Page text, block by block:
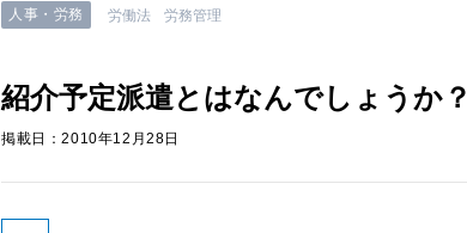
人事・労務 労働法 労務管理
紹介予定派遣とはなんでしょうか？
掲載日：2010年12月28日